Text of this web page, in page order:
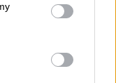
You may click to
party tags to
in below Google